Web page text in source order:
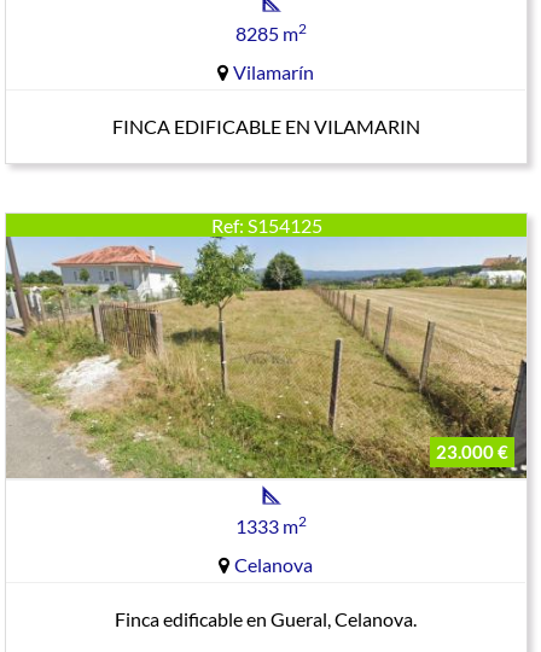
8285 m2
Vilamarín
FINCA EDIFICABLE EN VILAMARIN
Ref: S154125
23.000 €
1333 m2
Celanova
Finca edificable en Gueral, Celanova.